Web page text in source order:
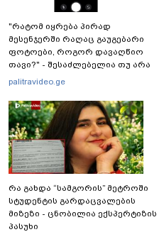
"რატომ იყრება პირად
მესენჯერში რაღაც გაუგებარი
ფოტოები, როგორ დავაღწიო
თავი?" - შესაძლებელია თუ არა
ამ ფუნქციის წაშლა?
palitravideo.ge
რა გახდა “სამგორის” მეტროში
სტუდენტის გარდაცვალების
მიზეზი - ცნობილია ექსპერტიზის
პასუხი